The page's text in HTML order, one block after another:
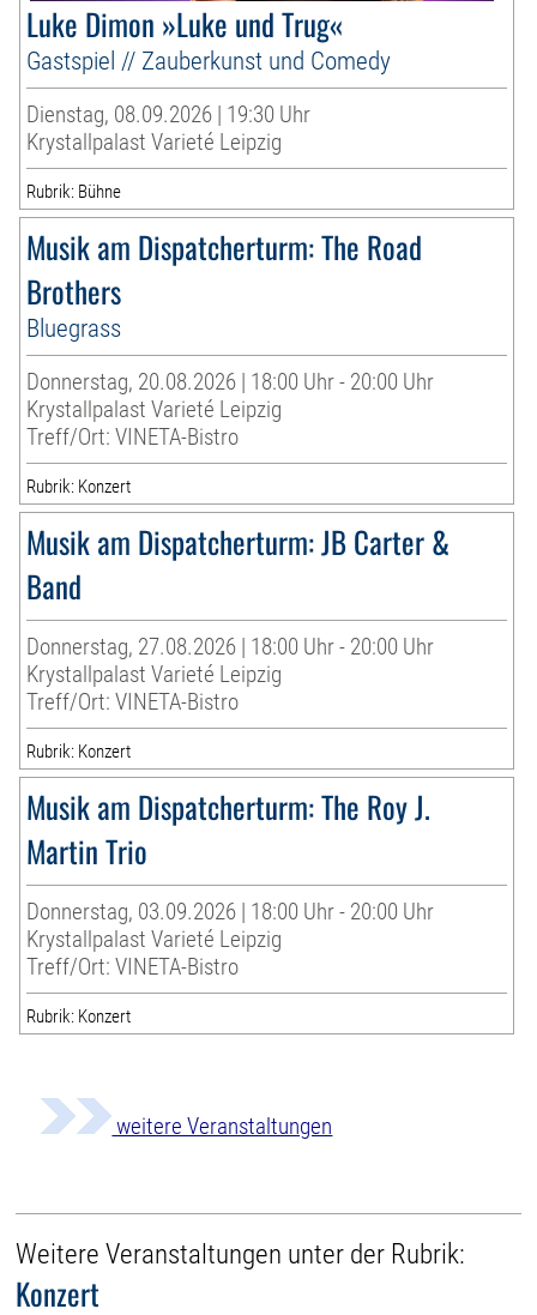
Luke Dimon »Luke und Trug«
Gastspiel // Zauberkunst und Comedy
Dienstag, 08.09.2026 | 19:30 Uhr
Krystallpalast Varieté Leipzig
Rubrik: Bühne
Musik am Dispatcherturm: The Road
Brothers
Bluegrass
Donnerstag, 20.08.2026 | 18:00 Uhr - 20:00 Uhr
Krystallpalast Varieté Leipzig
Treff/Ort: VINETA-Bistro
Rubrik: Konzert
Musik am Dispatcherturm: JB Carter &
Band
Donnerstag, 27.08.2026 | 18:00 Uhr - 20:00 Uhr
Krystallpalast Varieté Leipzig
Treff/Ort: VINETA-Bistro
Rubrik: Konzert
Musik am Dispatcherturm: The Roy J.
Martin Trio
Donnerstag, 03.09.2026 | 18:00 Uhr - 20:00 Uhr
Krystallpalast Varieté Leipzig
Treff/Ort: VINETA-Bistro
Rubrik: Konzert
weitere Veranstaltungen
Weitere Veranstaltungen unter der Rubrik:
Konzert